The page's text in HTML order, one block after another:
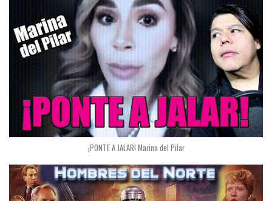
¡PONTE A JALAR! Marina del Pilar